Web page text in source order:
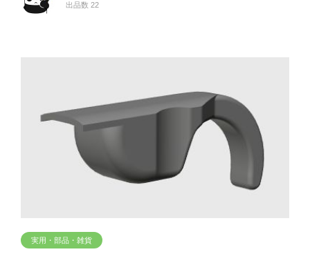
出品数 22
実用・部品・雑貨